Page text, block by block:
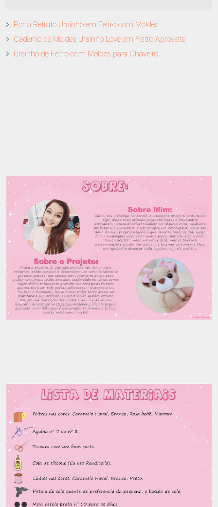
Porta Retrato Ursinho em Feltro com Moldes
Caderno de Moldes Ursinho Love em Feltro Aproveite
Ursinho de Feltro com Moldes para Chaveiro